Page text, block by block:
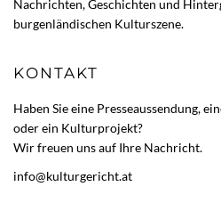
Nachrichten, Geschichten und
burgenländischen Kulturszene.
KONTAKT
Haben Sie eine Presseaussendung,
oder ein Kulturprojekt?
Wir freuen uns auf Ihre Nachricht.
info@kulturgericht.at